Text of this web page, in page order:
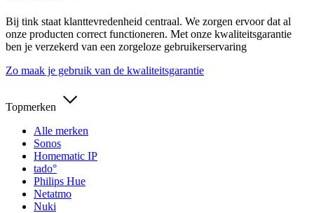
Bij tink staat klanttevredenheid centraal. We zorgen ervoor dat al
onze producten correct functioneren. Met onze kwaliteitsgarantie
ben je verzekerd van een zorgeloze gebruikerservaring
Zo maak je gebruik van de kwaliteitsgarantie
Topmerken
Alle merken
Sonos
Homematic IP
tado°
Philips Hue
Netatmo
Nuki